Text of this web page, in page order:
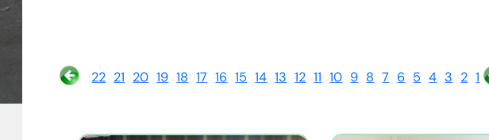
1
2
3
4
5
6
7
8
9
10
11
12
13
14
15
16
17
18
19
20
21
22